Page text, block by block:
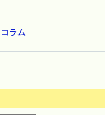
コラム